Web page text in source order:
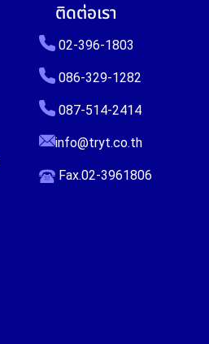
ติดต่อเรา
02-396-1803
086-329-1282
087-514-2414
info@tryt.co.th
Fax.02-3961806